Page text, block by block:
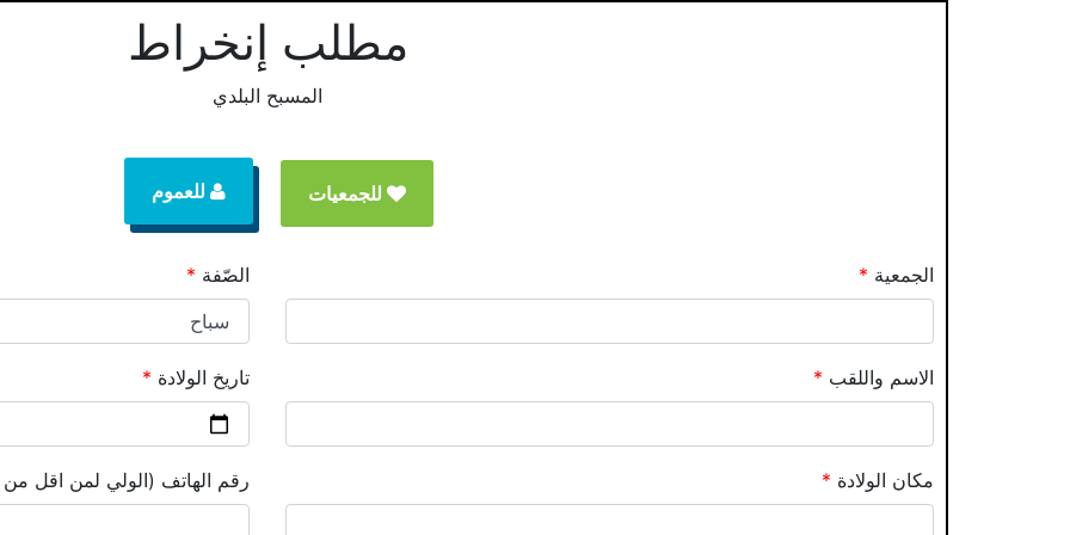
مطلب إنخراط
المسبح البلدي
للجمعيات للعموم
الجمعية * الصّفة *
الاسم واللقب * تاريخ الولادة *
مكان الولادة * رقم الهاتف (الولي لمن اقل من 18